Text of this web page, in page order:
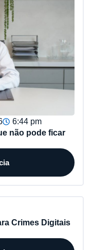
6:44 pm
não pode ficar
Crimes Digitais